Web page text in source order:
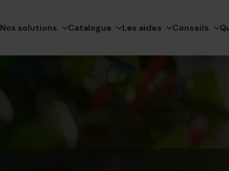
Nos solutions Catalogue Les aides Conseils